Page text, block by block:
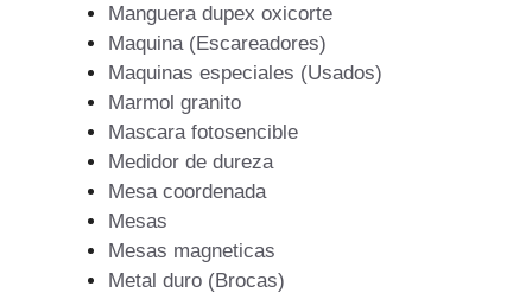
Manguera dupex oxicorte
Maquina (Escareadores)
Maquinas especiales (Usados)
Marmol granito
Mascara fotosencible
Medidor de dureza
Mesa coordenada
Mesas
Mesas magneticas
Metal duro (Brocas)